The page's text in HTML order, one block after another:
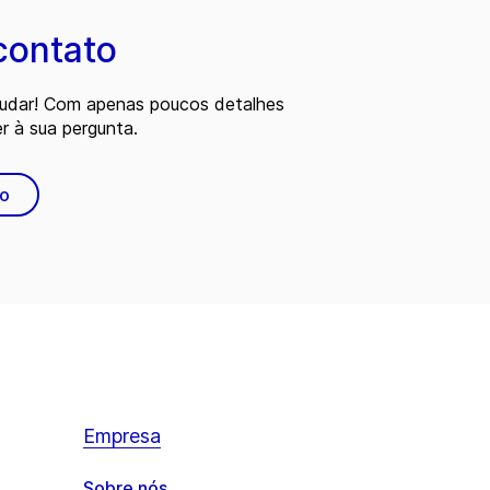
Com apenas poucos detalhes
à sua pergunta.
Empresa